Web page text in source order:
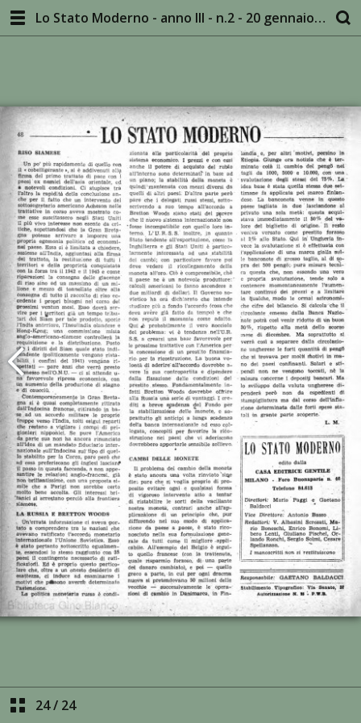
Lo Stato Moderno - anno III - n.2 - 20 gennaio 1946
24/ 24